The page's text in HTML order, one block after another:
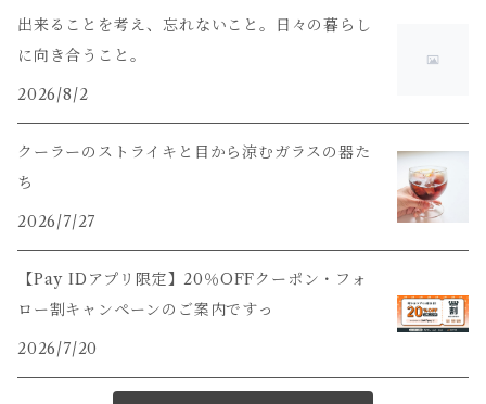
出来ることを考え、忘れないこと。日々の暮らし
に向き合うこと。
2026/8/2
クーラーのストライキと目から涼むガラスの器た
ち
2026/7/27
【Pay IDアプリ限定】20％OFFクーポン・フォ
ロー割キャンペーンのご案内ですっ
2026/7/20